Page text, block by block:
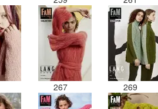
267 269